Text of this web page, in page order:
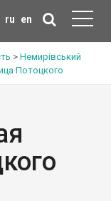
ru en
> Немирівський
Потоцкого